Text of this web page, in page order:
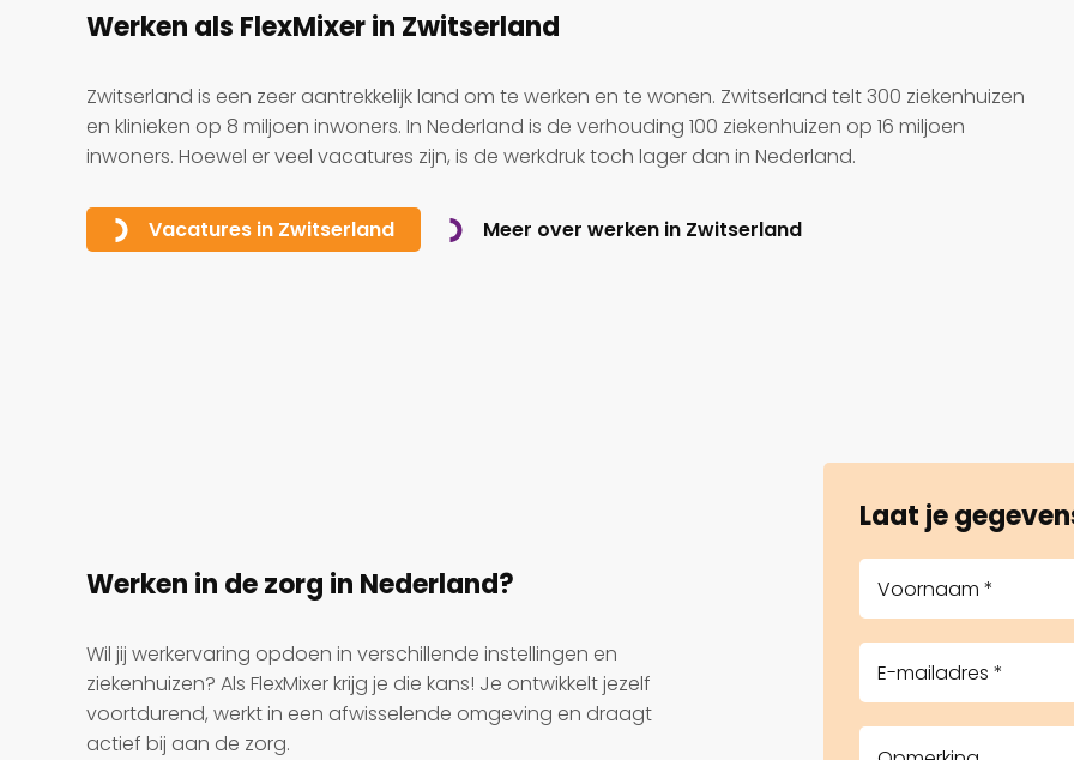
Werken als FlexMixer in Zwitserland
Zwitserland is een zeer aantrekkelijk land om te werken en te wonen. Zwitserland telt 300 ziekenhuizen
en klinieken op 8 miljoen inwoners. In Nederland is de verhouding 100 ziekenhuizen op 16 miljoen
inwoners. Hoewel er veel vacatures zijn, is de werkdruk toch lager dan in Nederland.
Vacatures in Zwitserland Meer over werken in Zwitserland
Werken in de zorg in Nederland?
Wil jij werkervaring opdoen in verschillende instellingen en
ziekenhuizen? Als FlexMixer krijg je die kans! Je ontwikkelt jezelf
voortdurend, werkt in een afwisselende omgeving en draagt
actief bij aan de zorg.
Laat je